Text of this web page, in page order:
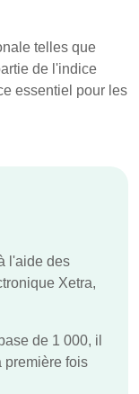
telles que
de l'indice
essentiel pour les
l'aide des
Xetra,
de 1 000, il
première fois